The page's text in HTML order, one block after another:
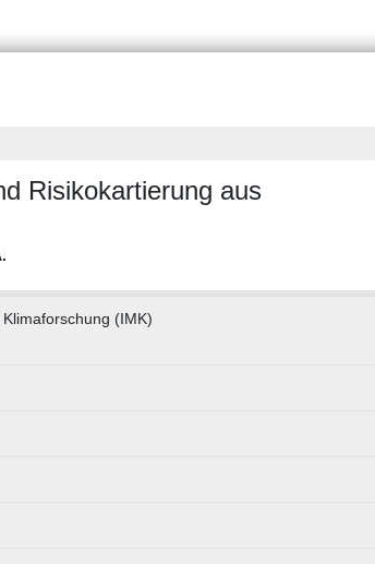
Risikokartierung aus
(IMK)